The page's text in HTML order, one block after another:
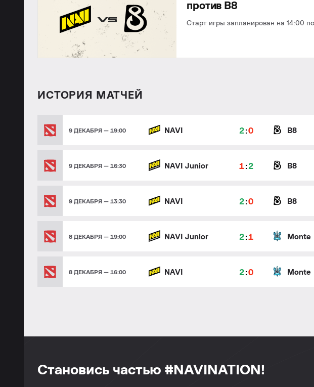
против B8
Старт игры запланирован на 14:00
ИСТОРИЯ МАТЧЕЙ
9 ДЕКАБРЯ — 19:00 NAVI 2:0 B8
9 ДЕКАБРЯ — 16:30 NAVI Junior 1:2 B8
9 ДЕКАБРЯ — 13:30 NAVI 2:0 B8
8 ДЕКАБРЯ — 19:00 NAVI Junior 2:1 Monte
8 ДЕКАБРЯ — 16:00 NAVI 2:0 Monte
Становись частью #NAVINATION!